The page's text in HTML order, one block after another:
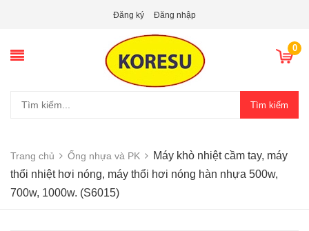
Đăng ký Đăng nhập
0
Tìm kiếm
Trang chủ Ống nhựa và PK
Máy khò nhiệt cầm tay, máy
thổi nhiệt hơi nóng, máy thổi hơi nóng hàn nhựa 500w,
700w, 1000w. (S6015)